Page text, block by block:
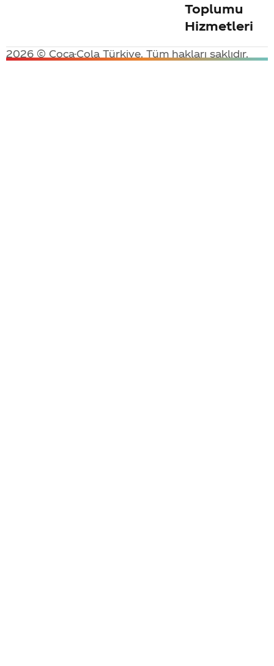
Toplumu
Hizmetleri
2026 © Coca-Cola Türkiye. Tüm hakları saklıdır.